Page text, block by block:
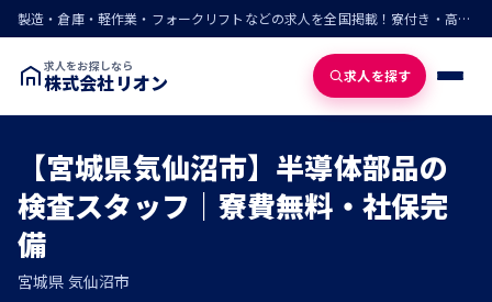
製造・倉庫・軽作業・フォークリフトなどの求人を全国掲載！寮付き・高収入・即入寮の仕事が見つかる
求人をお探しなら
株式会社リオン 求人を探す
【宮城県気仙沼市】半導体部品の
検査スタッフ｜寮費無料・社保完
備
宮城県 気仙沼市